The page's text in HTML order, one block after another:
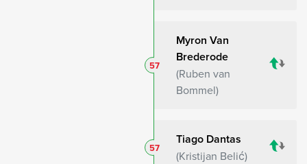
Myron Van
Brederode
Ruben van
Bommel
57
Tiago Dantas
Kristijan Belić
57